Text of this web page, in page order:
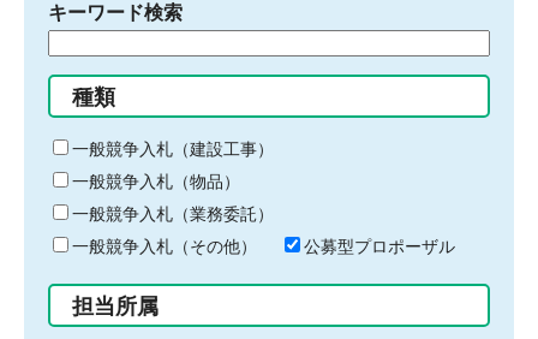
キーワード検索
る
キ
ー
ワ
ー
ド
入
力
種類
一般競争入札（建設工事）
一般競争入札（物品）
一般競争入札（業務委託）
一般競争入札（その他）
公募型プロポーザル
担当所属